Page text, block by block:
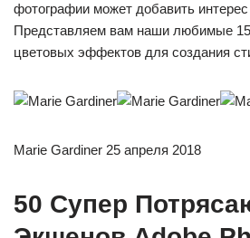
фотографии может добавить
Представляем вам наши любимые
цветовых эффектов для создания
Marie Gardiner 25 апреля 2018
50 Супер